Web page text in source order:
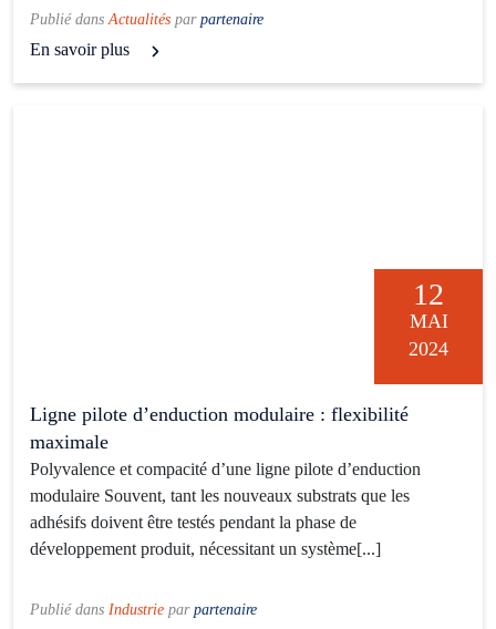
Publié dansActualités par partenaire
En savoir plus
12
MAI
2024
Ligne pilote d’enduction modulaire : flexibilité
maximale
Polyvalence et compacité d’une ligne pilote d’enduction
modulaire Souvent, tant les nouveaux substrats que les
adhésifs doivent être testés pendant la phase de
développement produit, nécessitant un système[...]
Publié dans Industrie par partenaire